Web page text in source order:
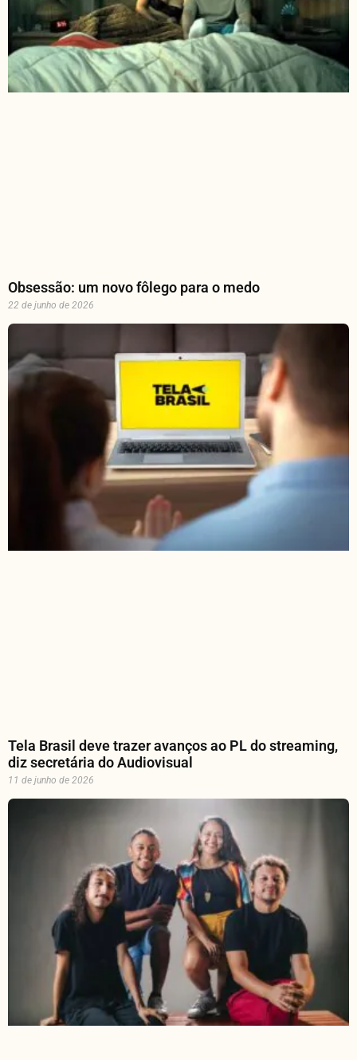
Obsessão: um novo fôlego para o medo
22 de junho de 2026
Tela Brasil deve trazer avanços ao PL do streaming,
diz secretária do Audiovisual
11 de junho de 2026